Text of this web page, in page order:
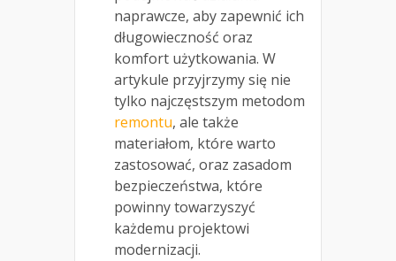
naprawcze, aby zapewnić ich
długowieczność oraz
komfort użytkowania. W
artykule przyjrzymy się nie
tylko najczęstszym metodom
remontu, ale także
materiałom, które warto
zastosować, oraz zasadom
bezpieczeństwa, które
powinny towarzyszyć
każdemu projektowi
modernizacji.